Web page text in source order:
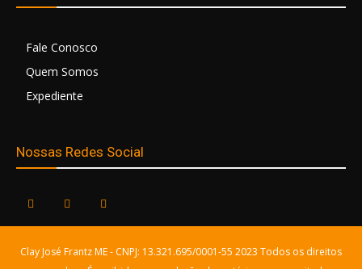
Fale Conosco
Quem Somos
Expediente
Nossas Redes Social
Clay José Frantz ME - CNPJ: 13.321.695/0001-55 2023 Todos os direitos